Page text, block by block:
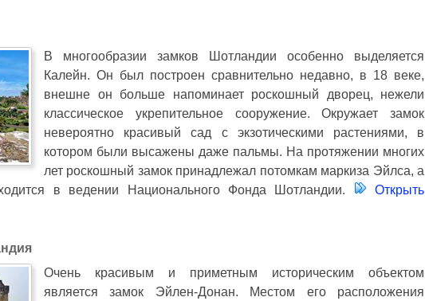
В многообразии замков Шотландии особенно выделяется
Калейн. Он был построен сравнительно недавно, в 18 веке,
внешне он больше напоминает роскошный дворец, нежели
классическое укрепительное сооружение. Окружает замок
невероятно красивый сад с экзотическими растениями, в
котором были высажены даже пальмы. На протяжении многих
лет роскошный замок принадлежал потомкам маркиза Эйлса, а
в ведении Национального Фонда Шотландии.
Открыть
Очень красивым и приметным историческим объектом
является замок Эйлен-Донан. Местом его расположения